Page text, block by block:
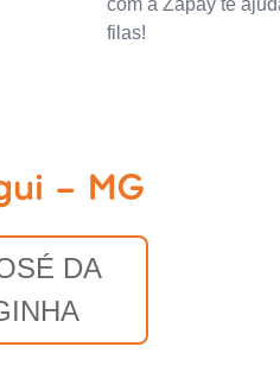
filas!
- MG
DA